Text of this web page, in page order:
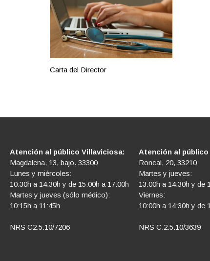
Carta del Director
Atención al público Villaviciosa:
Magdalena, 13, bajo. 33300
Lunes y miércoles:
10:30h a 14:30h y de 15:00h a 17:00h
Martes y jueves (sólo médico):
10:15h a 11:45h
NRS C2.5.10/7206
Atención al público
Roncal, 20, 33210
Martes y jueves:
13:00h a 14:30h y de
Viernes:
10:00h a 14:30h y de
NRS C.2.5.10/3639